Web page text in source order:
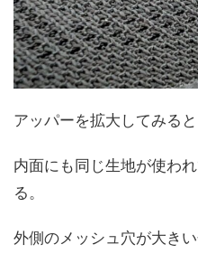
アッパーを拡大してみると
内面にも同じ生地が使わ
る。
外側のメッシュ穴が大き